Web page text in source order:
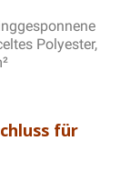
Polyester,
für